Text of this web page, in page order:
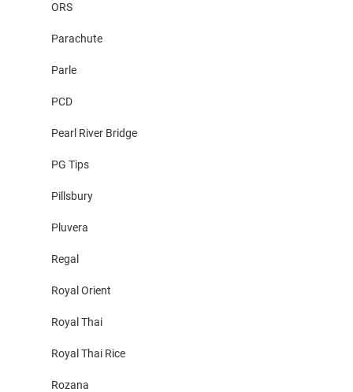
ORS
Parachute
Parle
PCD
Pearl River Bridge
PG Tips
Pillsbury
Pluvera
Regal
Royal Orient
Royal Thai
Royal Thai Rice
Rozana